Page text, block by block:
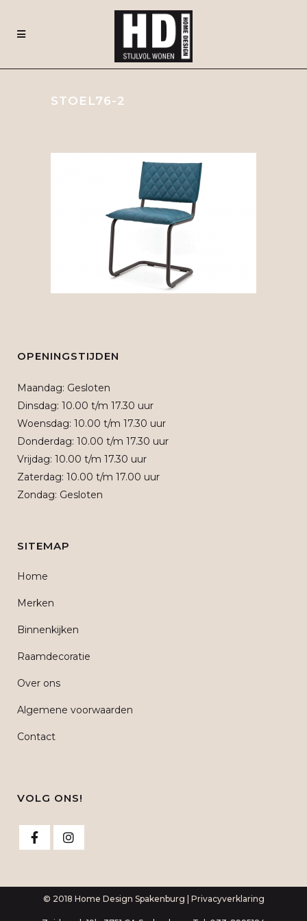
STOEL76-2
OPENINGSTIJDEN
Maandag: Gesloten
Dinsdag: 10.00 t/m 17.30 uur
Woensdag: 10.00 t/m 17.30 uur
Donderdag: 10.00 t/m 17.30 uur
Vrijdag: 10.00 t/m 17.30 uur
Zaterdag: 10.00 t/m 17.00 uur
Zondag: Gesloten
SITEMAP
Home
Merken
Binnenkijken
Raamdecoratie
Over ons
Algemene voorwaarden
Contact
VOLG ONS!
© 2018 Home Design Spakenburg | Privacyverklaring